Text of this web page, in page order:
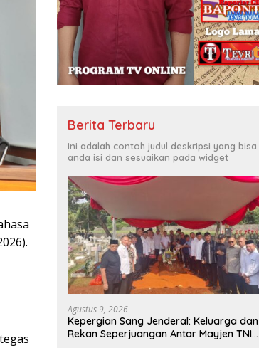
Berita Terbaru
Ini adalah contoh judul deskripsi yang bisa
anda isi dan sesuaikan pada widget
Agustus 9, 2026
Kepergian Sang Jenderal: Keluarga dan
Rekan Seperjuangan Antar Mayjen TNI